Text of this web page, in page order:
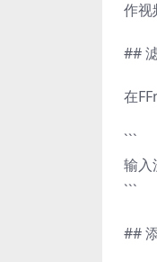
作视
##
在
```
输入
```
##